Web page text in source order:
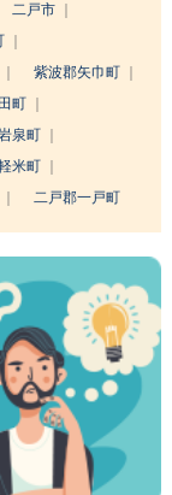
二戸市
紫波郡矢巾町
町
泉町
米町
二戸郡一戸町